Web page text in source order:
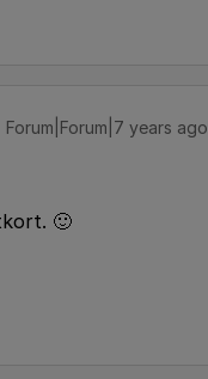
Forum|Forum|7 years ago
🙂